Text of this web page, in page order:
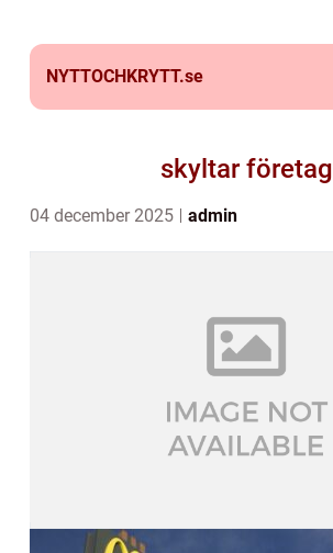
NYTTOCHKRYTT.se
skyltar företag
04 december 2025 admin